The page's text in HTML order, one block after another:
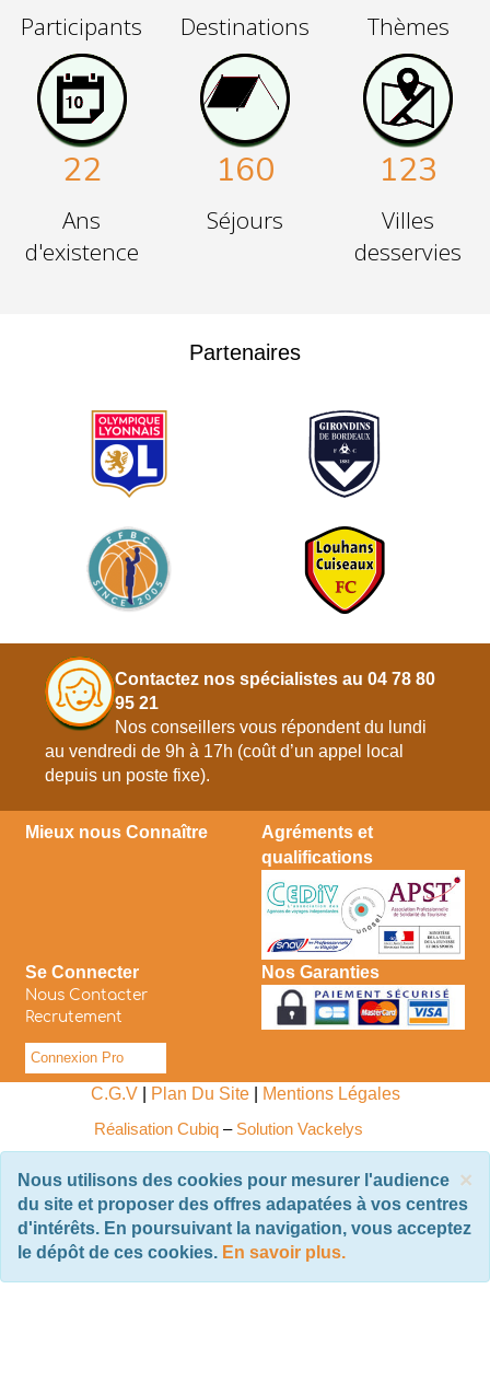
Participants Destinations Thèmes
22
Ans
d'existence
160
Séjours
123
Villes
desservies
Partenaires
Contactez nos spécialistes au 04 78 80
95 21
Nos conseillers vous répondent du lundi
au vendredi de 9h à 17h (coût d’un appel local
depuis un poste fixe).
Mieux nous Connaître
Agréments et
qualifications
Se Connecter
Nous Contacter
Recrutement
Connexion Pro
Nos Garanties
C.G.V| Plan Du Site|
Mentions Légales
Réalisation Cubiq – Solution Vackelys
×
Nous utilisons des cookies pour mesurer l'audience
du site et proposer des offres adapatées à vos centres
d'intérêts. En poursuivant la navigation, vous acceptez
le dépôt de ces cookies. En savoir plus.